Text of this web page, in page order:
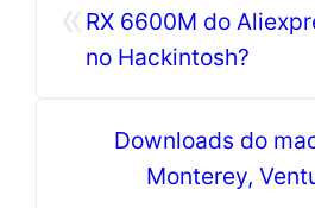
RX 6600M do
no Hackintosh?
Downloads do
Monterey, Ventura,